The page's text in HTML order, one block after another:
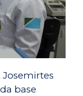
Josemirtes
base